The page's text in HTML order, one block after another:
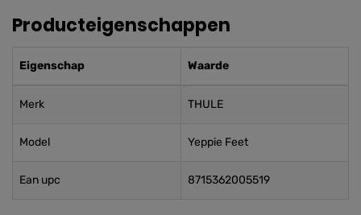
Producteigenschappen
Eigenschap Waarde
Merk THULE
Model Yeppie Feet
Ean upc 8715362005519